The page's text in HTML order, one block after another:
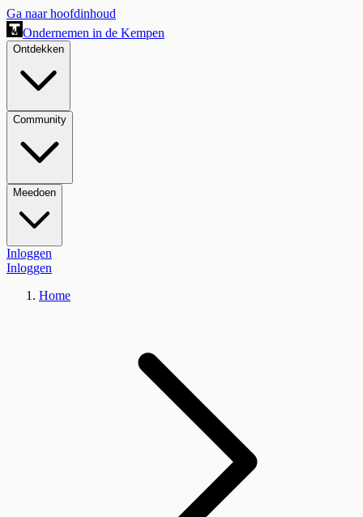
Ga naar hoofdinhoud
Ondernemen in de Kempen
Ontdekken
Community
Meedoen
Inloggen
Inloggen
Home